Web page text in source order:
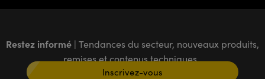
Restez informé | Tendances du secteur, nouveaux produits,
remises et contenus techniques
Inscrivez-vous